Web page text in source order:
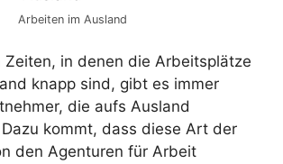
Arbeiten im Ausland
Zeiten, in denen die Arbeitsplätze
knapp sind, gibt es immer
die aufs Ausland
kommt, dass diese Art der
den Agenturen für Arbeit